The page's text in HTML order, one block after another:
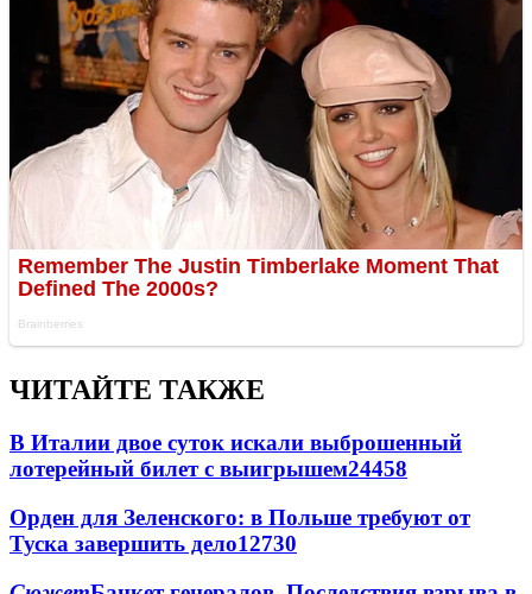
ЧИТАЙТЕ ТАКЖЕ
В Италии двое суток искали выброшенный
лотерейный билет с выигрышем24458
Орден для Зеленского: в Польше требуют от
Туска завершить дело12730